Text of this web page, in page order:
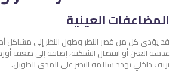
المضاعفات العينية
قد يؤدي كل من قصر النظر وطول النظر إلى مشاكل
عدسة العين أو انفصال الشبكية، إضافة إلى ضعف
نزيف داخلي يهدد سلامة البصر على المدى الطويل.